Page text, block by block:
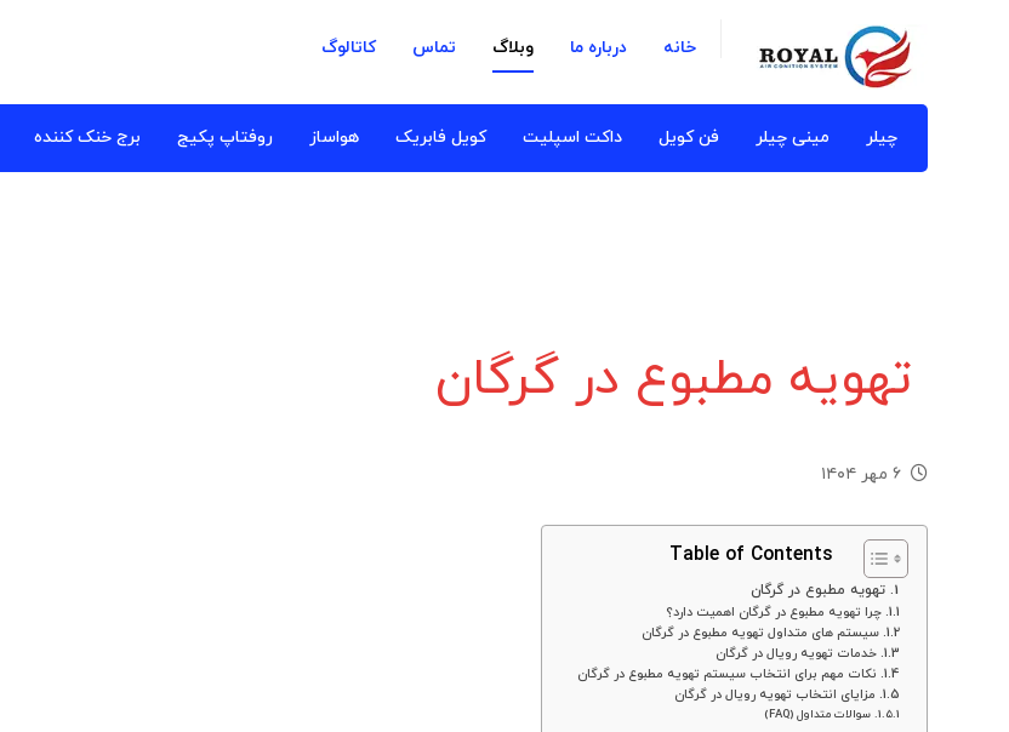
خانه درباره ما وبلاگ تماس کاتالوگ
چیلر مینی چیلر فن کویل داکت اسپلیت کویل فابریک هواساز روفتاپ پکیج برج خنک کننده
تهویه مطبوع در گرگان
۶ مهر ۱۴۰۴
Table of Contents
تهویه مطبوع در گرگان
چرا تهویه مطبوع در گرگان اهمیت دارد؟
سیستم های متداول تهویه مطبوع در گرگان
خدمات تهویه رویال در گرگان
نکات مهم برای انتخاب سیستم تهویه مطبوع در گرگان
مزایای انتخاب تهویه رویال در گرگان
سوالات متداول (FAQ)